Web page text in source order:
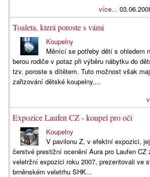
více...
Toaleta, která poroste s vámi
Koupelny
Měnící se potřeby dětí s ohledem
berou rodiče v potaz při výběru nábytku do
tzv. poroste s dítětem. Tuto možnost však
zařizování dětské koupelny,...
Expozice Laufen CZ - koupel pro oči
Koupelny
V pavilonu Z, v efektní expozici,
čerstvé prestižní ocenění Aura pro Laufen CZ
veletržní expozici roku 2007, prezentovali ve
brněnském veletrhu SHK...